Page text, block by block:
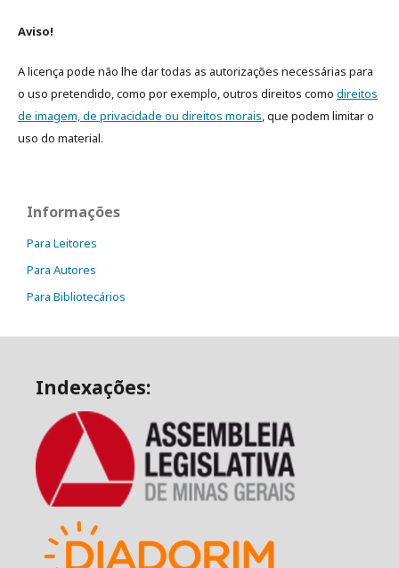
Aviso!
A licença pode não lhe dar todas as autorizações necessárias para
o uso pretendido, como por exemplo, outros direitos como direitos
de imagem, de privacidade ou direitos morais , que podem limitar o
uso do material.
Informações
Para Leitores
Para Autores
Para Bibliotecários
Indexações: